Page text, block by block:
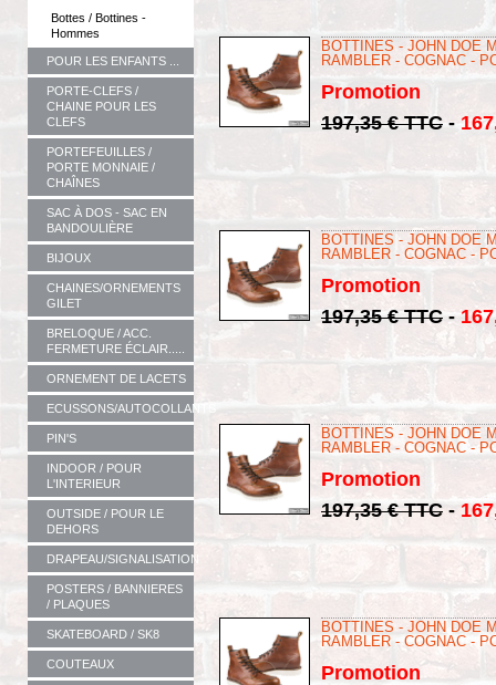
Bottes / Bottines -
Hommes
POUR LES ENFANTS ...
PORTE-CLEFS /
CHAINE POUR LES
CLEFS
PORTEFEUILLES /
PORTE MONNAIE /
CHAÎNES
SAC À DOS - SAC EN
BANDOULIÈRE
BIJOUX
CHAINES/ORNEMENTS
GILET
BRELOQUE / ACC.
FERMETURE ÉCLAIR.....
ORNEMENT DE LACETS
ECUSSONS/AUTOCOLLANTS
PIN'S
INDOOR / POUR
L'INTERIEUR
OUTSIDE / POUR LE
DEHORS
DRAPEAU/SIGNALISATION
POSTERS / BANNIERES
/ PLAQUES
SKATEBOARD / SK8
COUTEAUX
BOTTINES - JOHN DOE
RAMBLER - COGNAC -
Promotion
197,35 € TTC -
BOTTINES - JOHN DOE
RAMBLER - COGNAC -
Promotion
197,35 € TTC -
BOTTINES - JOHN DOE
RAMBLER - COGNAC -
Promotion
197,35 € TTC -
BOTTINES - JOHN DOE
RAMBLER - COGNAC -
Promotion